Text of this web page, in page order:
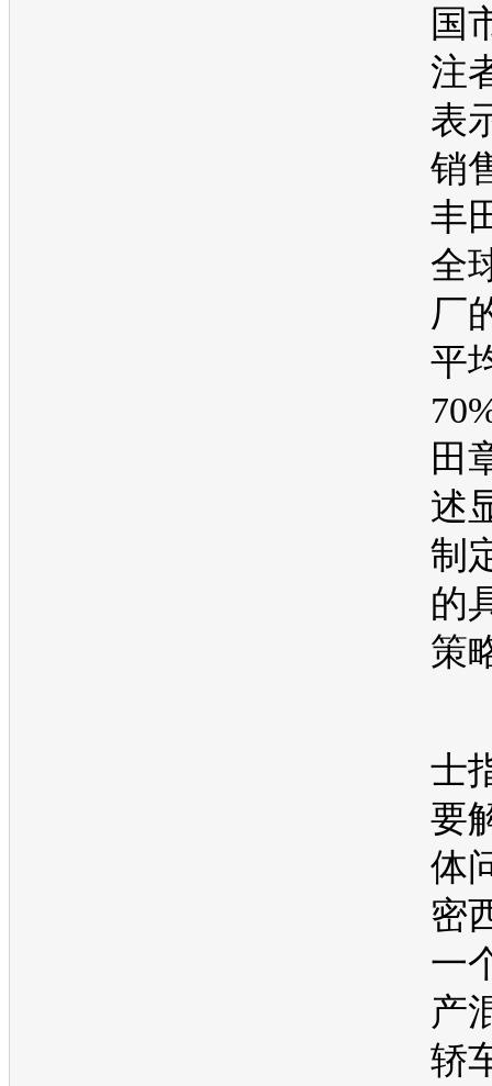
国
注
表
销
丰
全
厂
平
田
述
制
的
策
士
要
体
密
一
产
轿